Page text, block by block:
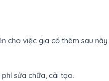
cho việc gia cố thêm sau này.
sửa chữa, cải tạo.